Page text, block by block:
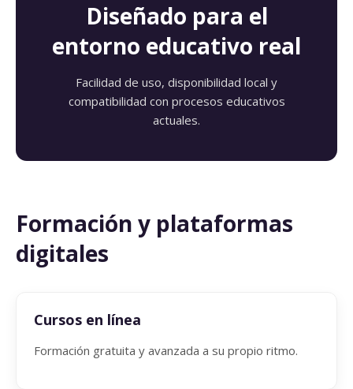
Diseñado para el
entorno educativo real
Facilidad de uso, disponibilidad local y
compatibilidad con procesos educativos
actuales.
Formación y plataformas
digitales
Cursos en línea
Formación gratuita y avanzada a su propio ritmo.